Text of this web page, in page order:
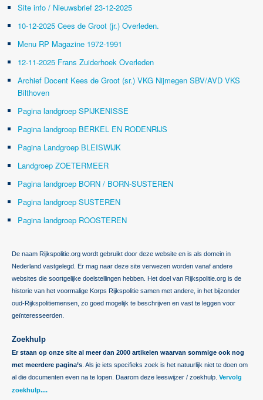
Site info / Nieuwsbrief 23-12-2025
10-12-2025 Cees de Groot (jr.) Overleden.
Menu RP Magazine 1972-1991
12-11-2025 Frans Zuiderhoek Overleden
Archief Docent Kees de Groot (sr.) VKG Nijmegen SBV/AVD VKS
Bilthoven
Pagina landgroep SPIJKENISSE
Pagina landgroep BERKEL EN RODENRIJS
Pagina Landgroep BLEISWIJK
Landgroep ZOETERMEER
Pagina landgroep BORN / BORN-SUSTEREN
Pagina landgroep SUSTEREN
Pagina landgroep ROOSTEREN
De naam Rijkspolitie.org wordt gebruikt door deze website en is als domein in
Nederland vastgelegd. Er mag naar deze site verwezen worden vanaf andere
websites die soortgelijke doelstellingen hebben. Het doel van Rijkspolitie.org is de
historie van het voormalige Korps Rijkspolitie samen met andere, in het bijzonder
oud-Rijkspolitiemensen, zo goed mogelijk te beschrijven en vast te leggen voor
geïnteresseerden.
Zoekhulp
Er staan op onze site al meer dan 2000 artikelen waarvan sommige ook nog
met meerdere pagina’s . Als je iets specifieks zoek is het natuurlijk niet te doen om
al die documenten even na te lopen. Daarom deze leeswijzer / zoekhulp. Vervolg
zoekhulp....